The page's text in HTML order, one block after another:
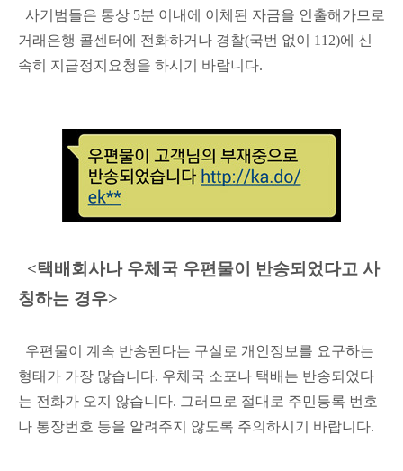
사기범들은 통상 5분 이내에 이체된 자금을 인출해가므로
거래은행 콜센터에 전화하거나 경찰(국번 없이 112)에 신
속히 지급정지요청을 하시기 바랍니다.
<택배회사나 우체국 우편물이 반송되었다고 사
칭하는 경우>
우편물이 계속 반송된다는 구실로 개인정보를 요구하는
형태가 가장 많습니다. 우체국 소포나 택배는 반송되었다
는 전화가 오지 않습니다. 그러므로 절대로 주민등록 번호
나 통장번호 등을 알려주지 않도록 주의하시기 바랍니다.